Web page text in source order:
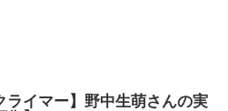
ライマー】野中生萌さんの実